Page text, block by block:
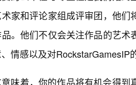
家和评论家组成评审团，他
。他们不仅会关注作品的艺
情感以及对RockstarGamesIP
味着，你的作品将有机会得到